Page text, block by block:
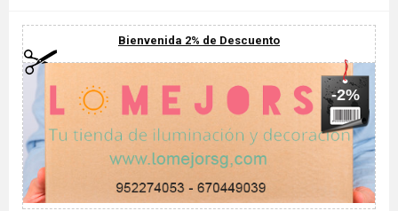
Bienvenida 2% de Descuento
-2%